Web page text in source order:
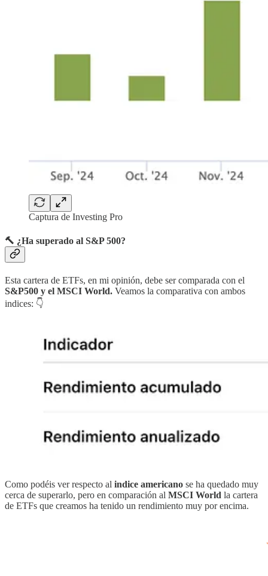
Captura de Investing Pro
🔨 ¿Ha superado al S&P 500?
Esta cartera de ETFs, en mi opinión, debe ser comparada con el
S&P500 y el MSCI World. Veamos la comparativa con ambos
indices: 👇
Como podéis ver respecto al indice americano se ha quedado muy
cerca de superarlo, pero en comparación al MSCI World la cartera
de ETFs que creamos ha tenido un rendimiento muy por encima.